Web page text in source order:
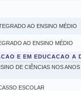
AO ENSINO MÉDIO
AO ENSINO MÉDIO
E EM EDUCACAO A
DE CIÊNCIAS NOS
ESCOLAR